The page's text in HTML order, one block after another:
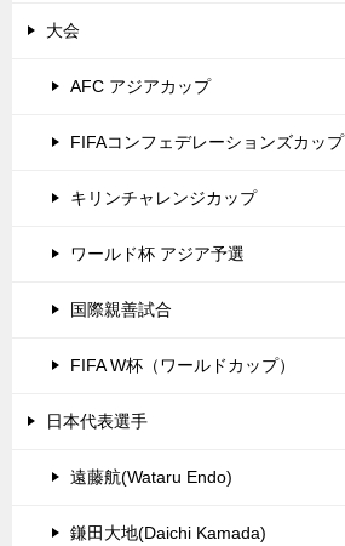
大会
AFC アジアカップ
FIFAコンフェデレーションズカップ
キリンチャレンジカップ
ワールド杯 アジア予選
国際親善試合
FIFA W杯（ワールドカップ）
日本代表選手
遠藤航(Wataru Endo)
鎌田大地(Daichi Kamada)